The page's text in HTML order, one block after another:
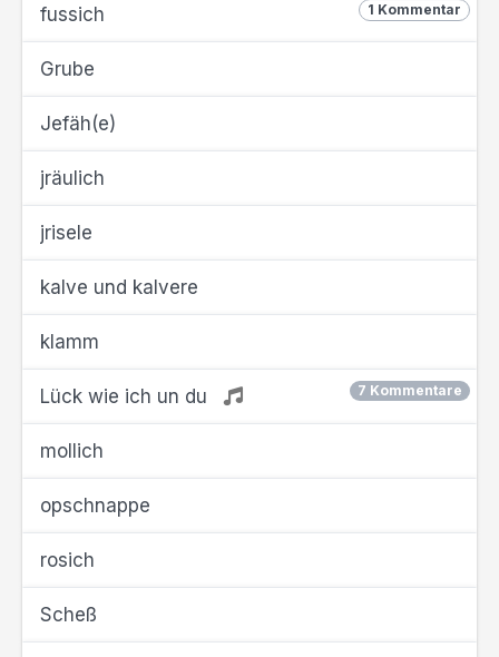
1 Kommentar
fussich
Grube
Jefäh(e)
jräulich
jrisele
kalve und kalvere
klamm
7 Kommentare
Lück wie ich un du
mollich
opschnappe
rosich
Scheß